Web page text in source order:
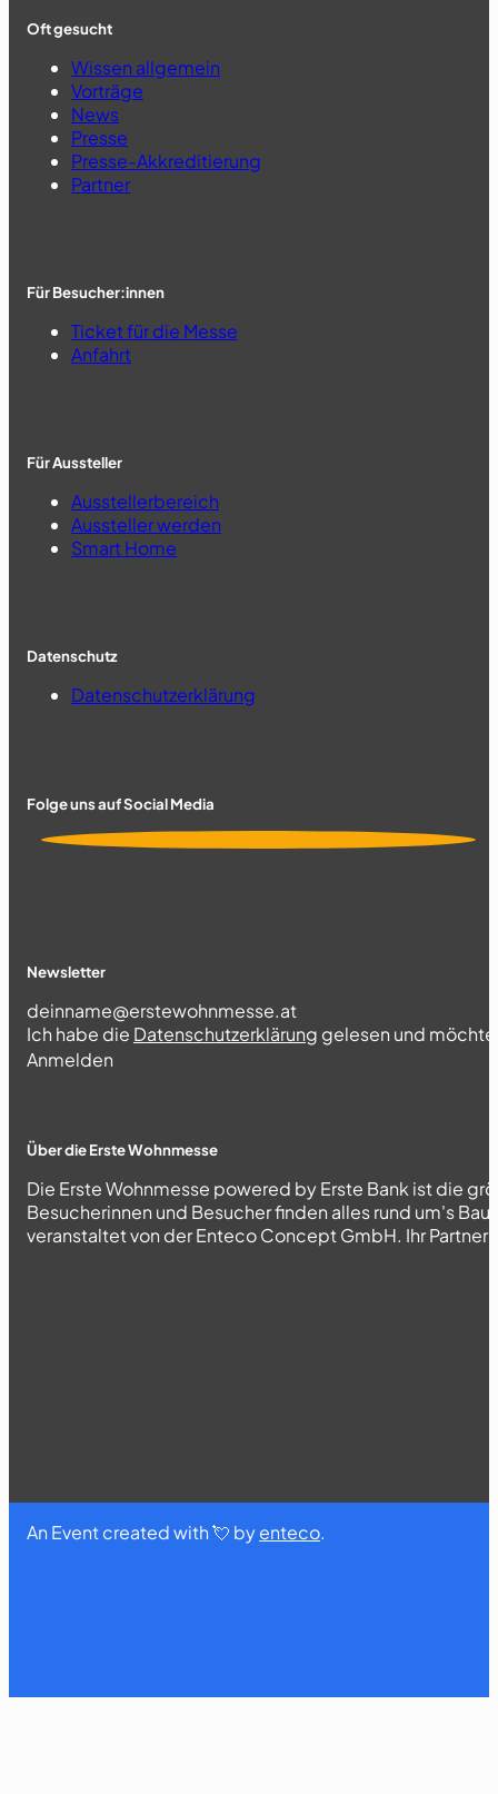
Oft gesucht
Wissen allgemein
Vorträge
News
Presse
Presse-Akkreditierung
Partner
Für Besucher:innen
Ticket für die Messe
Anfahrt
Für Aussteller
Ausstellerbereich
Aussteller werden
Smart Home
Datenschutz
Datenschutzerklärung
Folge uns auf Social Media
Newsletter
Section
Ich habe die Datenschutzerklärung gelesen und
Abschnitt
Anmelden
Über die Erste Wohnmesse
Die Erste Wohnmesse powered by Erste Bank ist die
Besucherinnen und Besucher finden alles rund um's
veranstaltet von der Enteco Concept GmbH. Ihr Partner
An Event created with 💘 byenteco.